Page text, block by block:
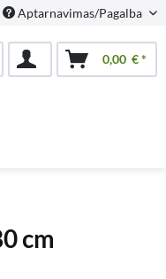
Aptarnavimas/Pagalba
0,00 € *
cm